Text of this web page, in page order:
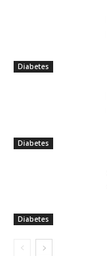
Diabetes
Diabetes
Diabetes